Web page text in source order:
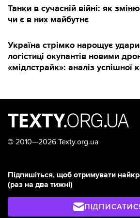
Танки в сучасній війні: як
чи є в них майбутнє
Україна стрімко нарощує
логістиці окупантів новими
«мідлстрайк»: аналіз успішної
© 2010—2026 Texty.org.ua
Підпишіться, щоб отримувати
(раз на два тижні)